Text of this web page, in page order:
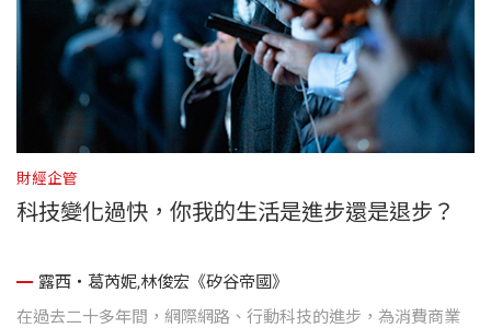
財經企管
科技變化過快，你我的生活是進步還是退步？
露西・葛芮妮,林俊宏《矽谷帝國》
在過去二十多年間，網際網路、行動科技的進步，為消費商業